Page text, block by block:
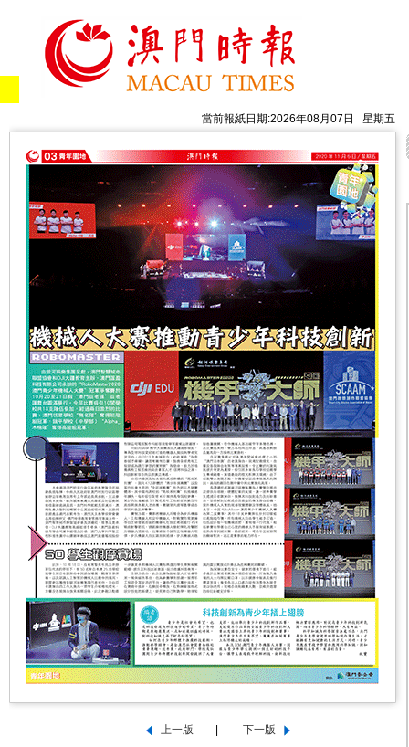
當前報紙日期:2026年08月07日 星期五